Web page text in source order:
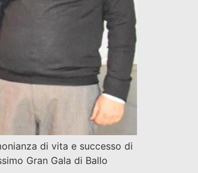
di vita e successo di
Gran Gala di Ballo